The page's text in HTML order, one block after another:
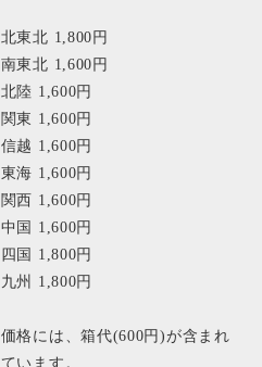
北東北 1,800円
南東北 1,600円
北陸 1,600円
関東 1,600円
信越 1,600円
東海 1,600円
関西 1,600円
中国 1,600円
四国 1,800円
九州 1,800円
価格には、箱代(600円)が含まれ
ています。